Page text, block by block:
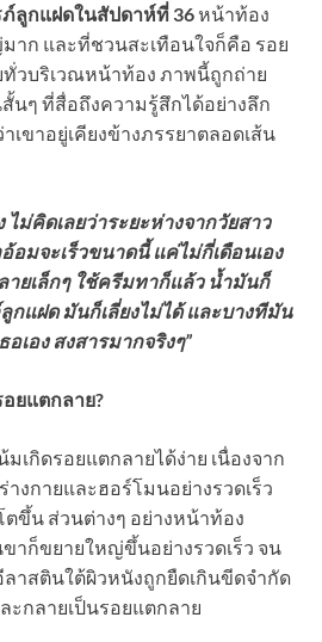
ภ์ลูกแฝดในสัปดาห์ที่ 36หน้าท้อง
าก และที่ชวนสะเทือนใจก็คือ รอย
วบริเวณหน้าท้อง ภาพนี้ถูกถ่าย
นๆ ที่สื่อถึงความรู้สึกได้อย่างลึก
เขาอยู่เคียงข้างภรรยาตลอดเส้น
ไม่คิดเลยว่าระยะห่างจากวัยสาว
อมจะเร็วขนาดนี้ แค่ไม่กี่เดือนเอง
ยเล็กๆ ใช้ครีมทาก็แล้ว น้ำมันก็
กแฝด มันก็เลี่ยงไม่ได้ และบางทีมัน
เอง สงสารมากจริงๆ”
ยแตกลาย?
เกิดรอยแตกลายได้ง่าย เนื่องจาก
งกายและฮอร์โมนอย่างรวดเร็ว
ตขึ้น ส่วนต่างๆ อย่างหน้าท้อง
าก็ขยายใหญ่ขึ้นอย่างรวดเร็ว จน
ลาสตินใต้ผิวหนังถูกยืดเกินขีดจำกัด
ะกลายเป็นรอยแตกลาย